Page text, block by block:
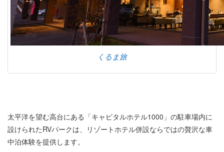
くるま旅
太平洋を望む高台にある「キャピタルホテル1000」の駐車場内に
設けられたRVパークは、リゾートホテル併設ならではの贅沢な車
中泊体験を提供します。